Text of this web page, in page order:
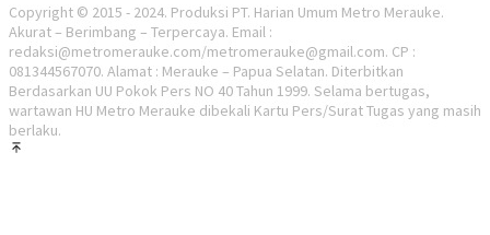
Copyright © 2015 - 2024. Produksi PT. Harian Umum Metro Merauke.
Akurat – Berimbang – Terpercaya. Email :
redaksi@metromerauke.com/metromerauke@gmail.com. CP :
081344567070. Alamat : Merauke – Papua Selatan. Diterbitkan
Berdasarkan UU Pokok Pers NO 40 Tahun 1999. Selama bertugas,
wartawan HU Metro Merauke dibekali Kartu Pers/Surat Tugas yang masih
berlaku.